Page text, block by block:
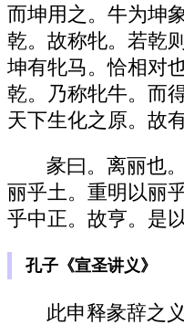
而坤用之。牛为坤
乾。故称牝。若乾
坤有牝马。恰相对
乾。乃称牝牛。而
天下生化之原。故
彖曰。离丽也
丽乎土。重明以丽
乎中正。故亨。是
孔子《宣圣讲义》
此申释彖辞之